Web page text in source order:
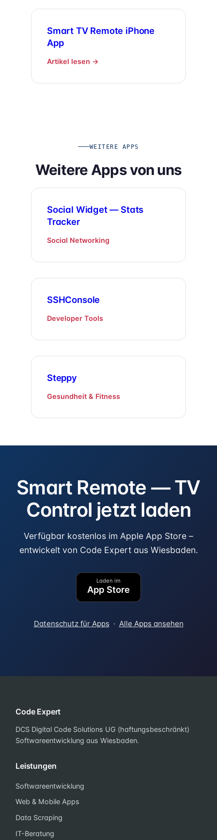
Smart TV Remote iPhone
App
Artikel lesen →
WEITERE APPS
Weitere Apps von uns
Social Widget — Stats
Tracker
Social Networking
SSHConsole
Developer Tools
Steppy
Gesundheit & Fitness
Smart Remote — TV
Control jetzt laden
Verfügbar kostenlos im Apple App Store –
entwickelt von Code Expert aus Wiesbaden.
Laden im
App Store
Datenschutz für Apps · Alle Apps ansehen
Code Expert
DCS Digital Code Solutions UG (haftungsbeschränkt)
Softwareentwicklung aus Wiesbaden.
Leistungen
Softwareentwicklung
Web & Mobile Apps
Data Scraping
IT-Beratung